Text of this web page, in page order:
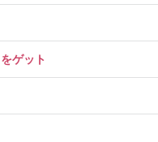
ゲット